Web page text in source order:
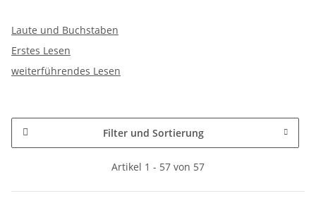
Laute und Buchstaben
Erstes Lesen
weiterführendes Lesen
Filter und Sortierung
Artikel 1 - 57 von 57